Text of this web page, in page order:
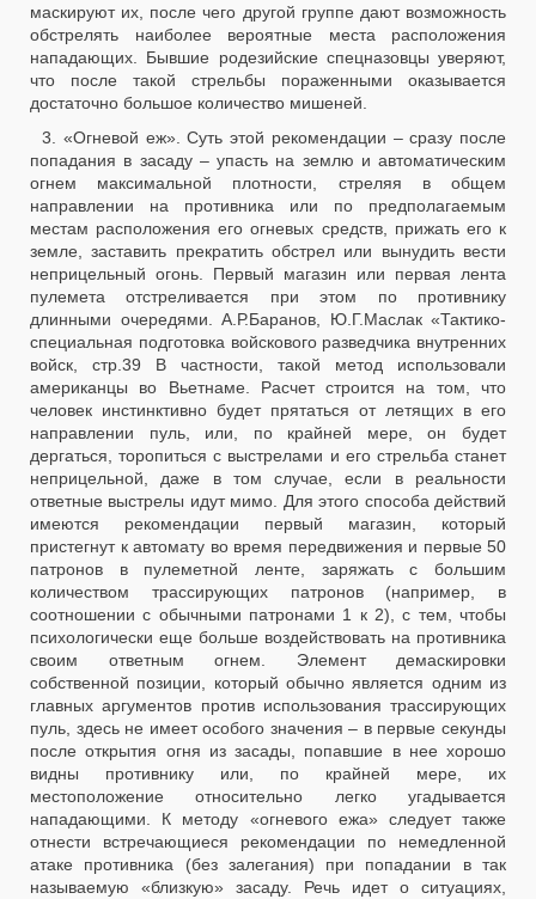
маскируют их, после чего другой группе дают возможность
обстрелять наиболее вероятные места расположения
нападающих. Бывшие родезийские спецназовцы уверяют,
что после такой стрельбы пораженными оказывается
достаточно большое количество мишеней.
3. «Огневой еж». Суть этой рекомендации – сразу после
попадания в засаду – упасть на землю и автоматическим
огнем максимальной плотности, стреляя в общем
направлении на противника или по предполагаемым
местам расположения его огневых средств, прижать его к
земле, заставить прекратить обстрел или вынудить вести
неприцельный огонь. Первый магазин или первая лента
пулемета отстреливается при этом по противнику
длинными очередями. А.Р.Баранов, Ю.Г.Маслак «Тактико-
специальная подготовка войскового разведчика внутренних
войск, стр.39 В частности, такой метод использовали
американцы во Вьетнаме. Расчет строится на том, что
человек инстинктивно будет прятаться от летящих в его
направлении пуль, или, по крайней мере, он будет
дергаться, торопиться с выстрелами и его стрельба станет
неприцельной, даже в том случае, если в реальности
ответные выстрелы идут мимо. Для этого способа действий
имеются рекомендации первый магазин, который
пристегнут к автомату во время передвижения и первые 50
патронов в пулеметной ленте, заряжать с большим
количеством трассирующих патронов (например, в
соотношении с обычными патронами 1 к 2), с тем, чтобы
психологически еще больше воздействовать на противника
своим ответным огнем. Элемент демаскировки
собственной позиции, который обычно является одним из
главных аргументов против использования трассирующих
пуль, здесь не имеет особого значения – в первые секунды
после открытия огня из засады, попавшие в нее хорошо
видны противнику или, по крайней мере, их
местоположение относительно легко угадывается
нападающими. К методу «огневого ежа» следует также
отнести встречающиеся рекомендации по немедленной
атаке противника (без залегания) при попадании в так
называемую «близкую» засаду. Речь идет о ситуациях,